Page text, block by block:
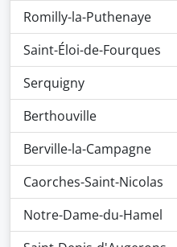
Romilly-la-Puthenaye
Saint-Éloi-de-Fourques
Serquigny
Berthouville
Berville-la-Campagne
Caorches-Saint-Nicolas
Notre-Dame-du-Hamel